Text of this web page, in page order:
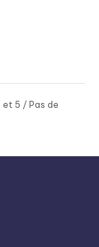
et 5 / Pas de